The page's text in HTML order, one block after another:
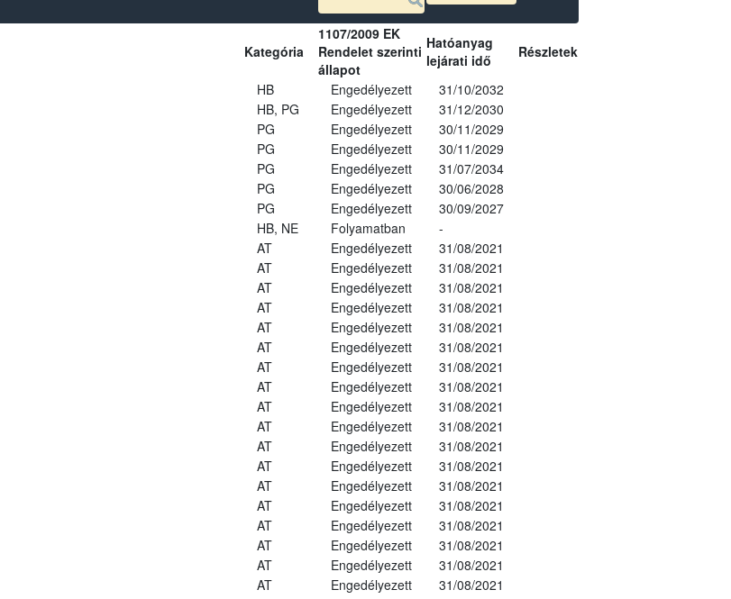
Kategória
1107/2009 EK
Rendelet szerinti
állapot
Hatóanyag
lejárati idő
Részletek
HB Engedélyezett
31/10/2032
HB, PG Engedélyezett
31/12/2030
PG Engedélyezett
30/11/2029
PG Engedélyezett
30/11/2029
PG Engedélyezett
31/07/2034
PG Engedélyezett
30/06/2028
PG Engedélyezett
30/09/2027
HB, NE Folyamatban
-
AT Engedélyezett
31/08/2021
AT Engedélyezett
31/08/2021
AT Engedélyezett
31/08/2021
AT Engedélyezett
31/08/2021
AT Engedélyezett
31/08/2021
AT Engedélyezett
31/08/2021
AT Engedélyezett
31/08/2021
AT Engedélyezett
31/08/2021
AT Engedélyezett
31/08/2021
AT Engedélyezett
31/08/2021
AT Engedélyezett
31/08/2021
AT Engedélyezett
31/08/2021
AT Engedélyezett
31/08/2021
AT Engedélyezett
31/08/2021
AT Engedélyezett
31/08/2021
AT Engedélyezett
31/08/2021
AT Engedélyezett
31/08/2021
AT Engedélyezett
31/08/2021